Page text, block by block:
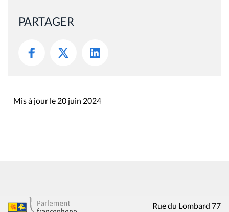
PARTAGER
Mis à jour le 20 juin 2024
Rue du Lombard 77